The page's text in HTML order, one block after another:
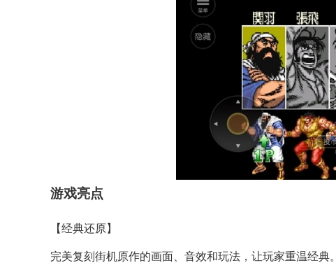
游戏亮点
【经典还原】
完美复刻街机原作的画面、音效和玩法，让玩家重温经典。